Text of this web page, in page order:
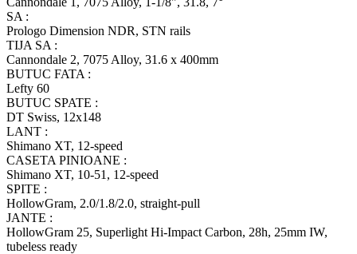
SA :
Prologo Dimension NDR, STN rails
TIJA SA :
Cannondale 2, 7075 Alloy, 31.6 x 400mm
BUTUC FATA :
Lefty 60
BUTUC SPATE :
DT Swiss, 12x148
LANT :
Shimano XT, 12-speed
CASETA PINIOANE :
Shimano XT, 10-51, 12-speed
SPITE :
HollowGram, 2.0/1.8/2.0, straight-pull
JANTE :
HollowGram 25, Superlight Hi-Impact Carbon, 28h, 25mm IW,
tubeless ready